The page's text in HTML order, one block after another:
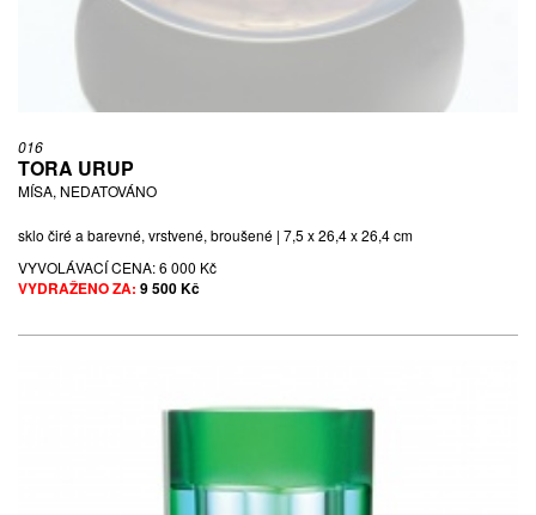
016
TORA URUP
MÍSA, NEDATOVÁNO
sklo čiré a barevné, vrstvené, broušené | 7,5 x 26,4 x 26,4 cm
VYVOLÁVACÍ CENA:6 000 Kč
VYDRAŽENO ZA: 9 500 Kč